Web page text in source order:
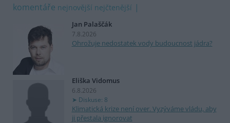
komentáře nejnovější nejčtenější
Jan Palaščák
7.8.2026
Ohrožuje nedostatek vody budoucnost jádra?
Eliška Vidomus
6.8.2026
Diskuse: 8
Klimatická krize není over. Vyzýváme vládu, aby
ji přestala ignorovat